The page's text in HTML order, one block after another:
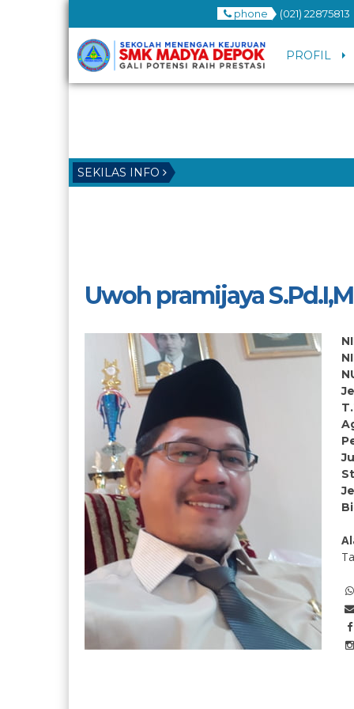
phone (021) 22875813
PROFIL
SEKILAS INFO
Uwoh pramijaya
Jaelani, S.H.I
Uwoh
S.Pd.I,MM